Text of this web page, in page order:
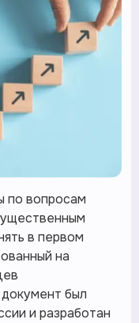
по вопросам
в первом
на
был
и разработан